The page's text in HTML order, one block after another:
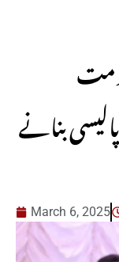
بنانے
March 6, 2025